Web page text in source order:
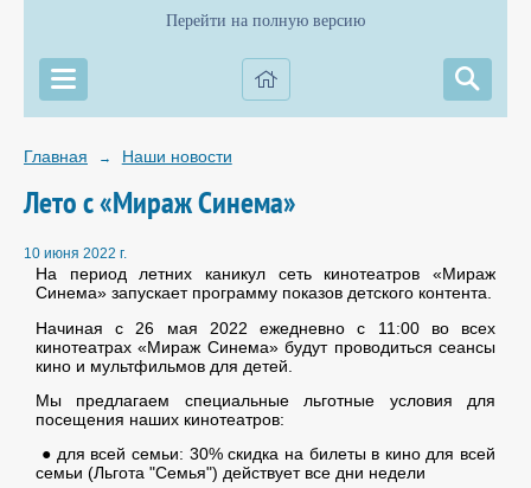
Перейти на полную версию
Главная → Наши новости
Лето с «Мираж Синема»
10 июня 2022 г.
На период летних каникул сеть кинотеатров «Мираж
Синема» запускает программу показов детского контента.
Начиная с 26 мая 2022 ежедневно с 11:00 во всех
кинотеатрах «Мираж Синема» будут проводиться сеансы
кино и мультфильмов для детей.
Мы предлагаем специальные льготные условия для
посещения наших кинотеатров:
● для всей семьи: 30% скидка на билеты в кино для всей
семьи (Льгота "Семья") действует все дни недели